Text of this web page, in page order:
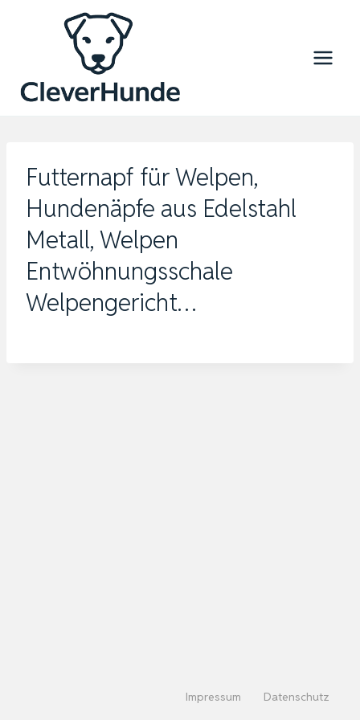
Futternapf für Welpen,
Hundenäpfe aus Edelstahl
Metall, Welpen
Entwöhnungsschale
Welpengericht…
Impressum Datenschutz